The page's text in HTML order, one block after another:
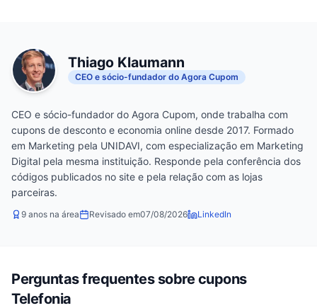
Thiago Klaumann
CEO e sócio-fundador do Agora Cupom
CEO e sócio-fundador do Agora Cupom, onde trabalha com
cupons de desconto e economia online desde 2017. Formado
em Marketing pela UNIDAVI, com especialização em Marketing
Digital pela mesma instituição. Responde pela conferência dos
códigos publicados no site e pela relação com as lojas
parceiras.
9 anos na área Revisado em07/08/2026 LinkedIn
Perguntas frequentes sobre cupons
Telefonia